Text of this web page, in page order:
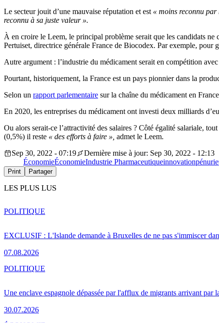
Le secteur jouit d’une mauvaise réputation et est « moins reconnu par
reconnu à sa juste valeur ».
À en croire le Leem, le principal problème serait que les candidats ne
Pertuiset, directrice générale France de Biocodex. Par exemple, pour
Autre argument : l’industrie du médicament serait en compétition
Pourtant, historiquement, la France est un pays pionnier dans la
Selon un rapport parlementaire sur la chaîne du médicament en
En 2020, les entreprises du médicament ont investi deux milliards
Ou alors serait-ce l’attractivité des salaires ? Côté égalité salariale,
(0,5%) il reste « des efforts à faire », admet le Leem.
Sep 30, 2022 - 07:19
Dernière mise à jour: Sep 30, 2022 - 12:13
ÉconomieÉconomieIndustrie Pharmaceutiqueinnovationpénurie
Print Partager
LES PLUS LUS
EXCLUSIF : L'Islande demande à Bruxelles de ne pas s'immiscer
07.08.2026
POLITIQUE
Une enclave espagnole dépassée par l'afflux de migrants arrivant par
30.07.2026
POLITIQUE